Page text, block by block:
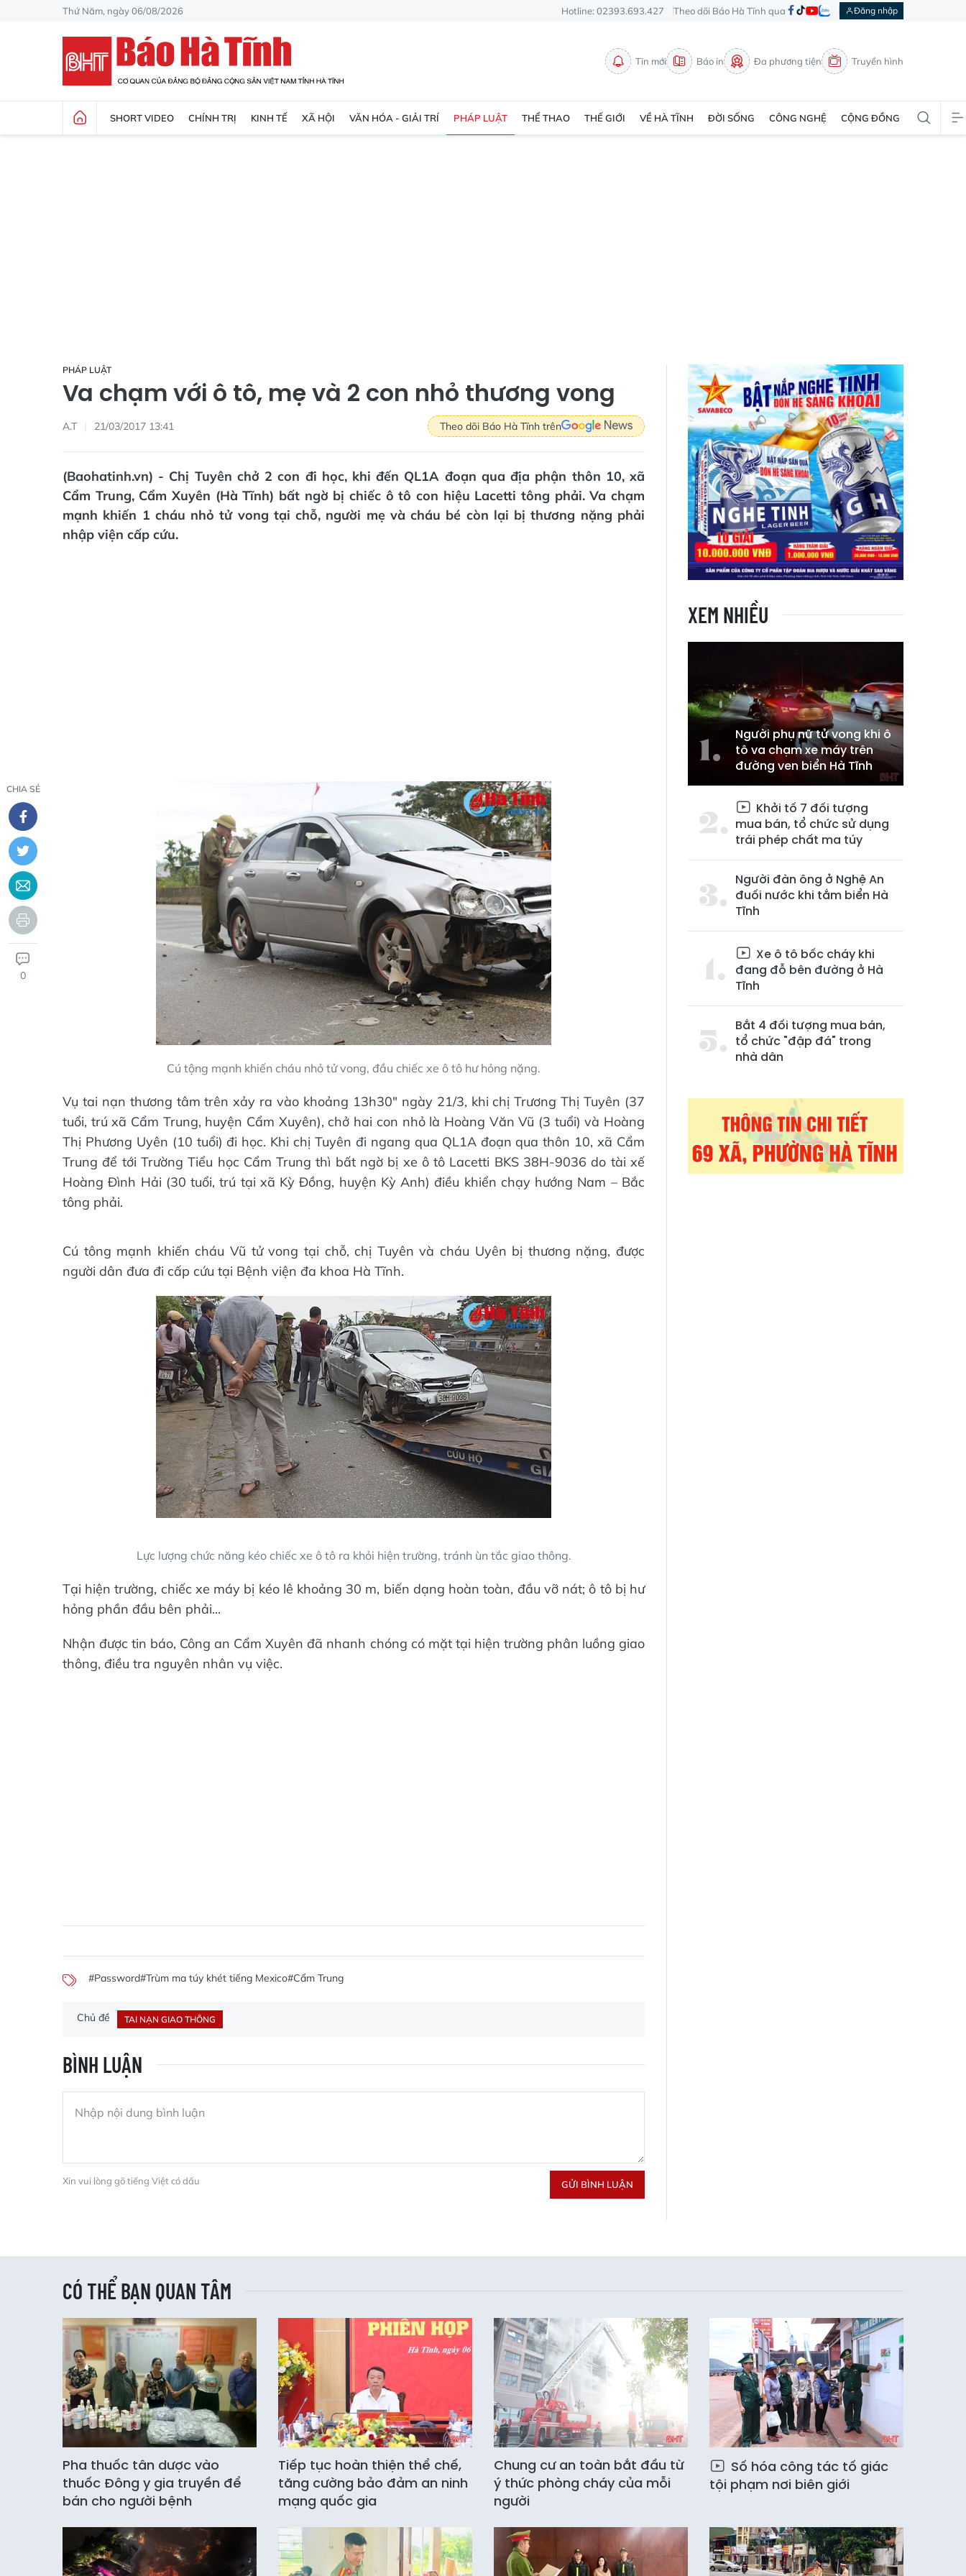
Thứ Năm, ngày 06/08/2026 Hotline: 02393.693.427 Theo dõi Báo Hà Tĩnh qua Đăng nhập
Tin mới Báo in Đa phương tiện Truyền hình
SHORT VIDEO CHÍNH TRỊ KINH TẾ XÃ HỘI VĂN HÓA - GIẢI TRÍ PHÁP LUẬT THỂ THAO THẾ GIỚI VỀ HÀ TĨNH ĐỜI SỐNG CÔNG NGHỆ CỘNG ĐỒNG
PHÁP LUẬT
Va chạm với ô tô, mẹ và 2 con nhỏ thương vong
A.T 21/03/2017 13:41 Theo dõi Báo Hà Tĩnh trên
(Baohatinh.vn) - Chị Tuyên chở 2 con đi học, khi đến QL1A đoạn qua địa phận thôn 10, xã
Cẩm Trung, Cẩm Xuyên (Hà Tĩnh) bất ngờ bị chiếc ô tô con hiệu Lacetti tông phải. Va chạm
mạnh khiến 1 cháu nhỏ tử vong tại chỗ, người mẹ và cháu bé còn lại bị thương nặng phải
nhập viện cấp cứu.
CHIA SẺ
0
Cú tộng mạnh khiến cháu nhỏ tử vong, đầu chiếc xe ô tô hư hỏng nặng.
Vụ tai nạn thương tâm trên xảy ra vào khoảng 13h30" ngày 21/3, khi chị Trương Thị Tuyên (37
tuổi, trú xã Cẩm Trung, huyện Cẩm Xuyên), chở hai con nhỏ là Hoàng Văn Vũ (3 tuổi) và Hoàng
Thị Phương Uyên (10 tuổi) đi học. Khi chị Tuyên đi ngang qua QL1A đoạn qua thôn 10, xã Cẩm
Trung để tới Trường Tiểu học Cẩm Trung thì bất ngờ bị xe ô tô Lacetti BKS 38H-9036 do tài xế
Hoàng Đình Hải (30 tuổi, trú tại xã Kỳ Đồng, huyện Kỳ Anh) điều khiển chạy hướng Nam – Bắc
tông phải.
Cú tông mạnh khiến cháu Vũ tử vong tại chỗ, chị Tuyên và cháu Uyên bị thương nặng, được
người dân đưa đi cấp cứu tại Bệnh viện đa khoa Hà Tĩnh.
Lực lượng chức năng kéo chiếc xe ô tô ra khỏi hiện trường, tránh ùn tắc giao thông.
Tại hiện trường, chiếc xe máy bị kéo lê khoảng 30 m, biến dạng hoàn toàn, đầu vỡ nát; ô tô bị hư
hỏng phần đầu bên phải...
Nhận được tin báo, Công an Cẩm Xuyên đã nhanh chóng có mặt tại hiện trường phân luồng giao
thông, điều tra nguyên nhân vụ việc.
#Password#Trùm ma túy khét tiếng Mexico#Cẩm Trung
Chủ đề TAI NẠN GIAO THÔNG
BÌNH LUẬN
Xin vui lòng gõ tiếng Việt có dấu GỬI BÌNH LUẬN
XEM NHIỀU
Người phụ nữ tử vong khi ô
tô va chạm xe máy trên
đường ven biển Hà Tĩnh
Khởi tố 7 đối tượng
mua bán, tổ chức sử dụng
trái phép chất ma túy
Người đàn ông ở Nghệ An
đuối nước khi tắm biển Hà
Tĩnh
Xe ô tô bốc cháy khi
đang đỗ bên đường ở Hà
Tĩnh
Bắt 4 đối tượng mua bán,
tổ chức "đập đá" trong
nhà dân
CÓ THỂ BẠN QUAN TÂM
Pha thuốc tân dược vào
thuốc Đông y gia truyền để
bán cho người bệnh
Tiếp tục hoàn thiện thể chế,
tăng cường bảo đảm an ninh
mạng quốc gia
Chung cư an toàn bắt đầu từ
ý thức phòng cháy của mỗi
người
Số hóa công tác tố giác
tội phạm nơi biên giới